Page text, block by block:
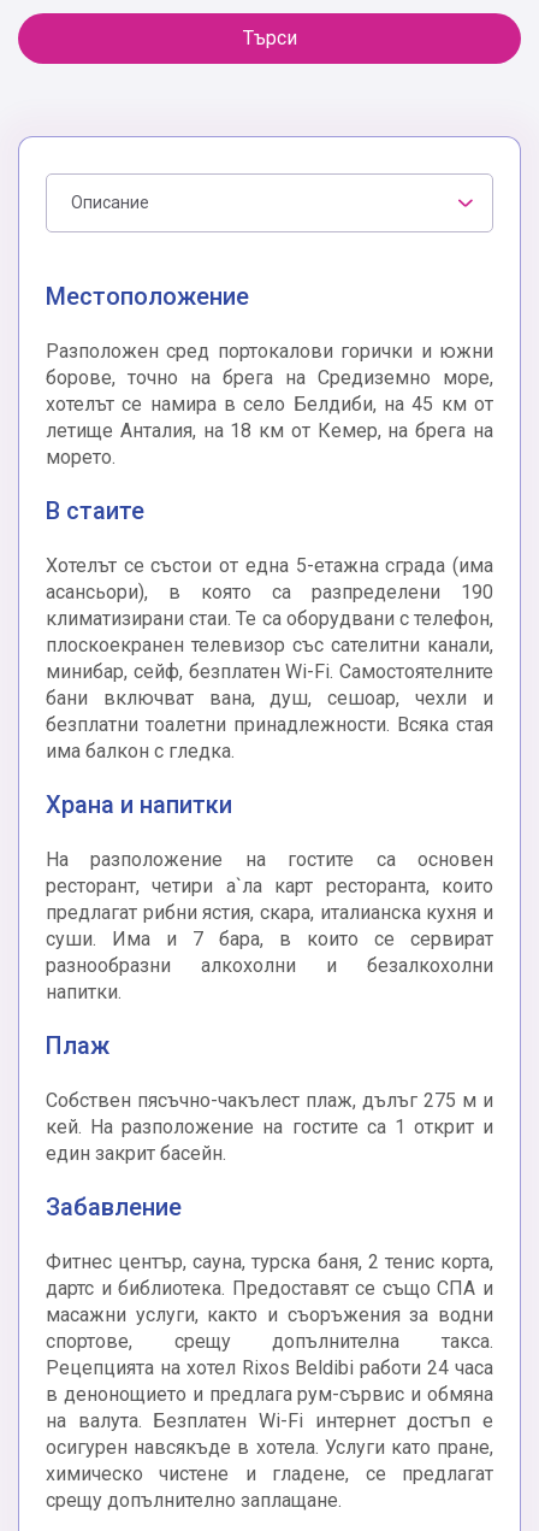
Търси
Описание
Местоположение
Разположен сред портокалови горички и южни
борове, точно на брега на Средиземно море,
хотелът се намира в село Белдиби, на 45 км от
летище Анталия, на 18 км от Кемер, на брега на
морето.
В стаите
Хотелът се състои от една 5-етажна сграда (има
асансьори), в която са разпределени 190
климатизирани стаи. Те са оборудвани с телефон,
плоскоекранен телевизор със сателитни канали,
минибар, сейф, безплатен Wi-Fi. Самостоятелните
бани включват вана, душ, сешоар, чехли и
безплатни тоалетни принадлежности. Всяка стая
има балкон с гледка.
Храна и напитки
На разположение на гостите са основен
ресторант, четири а`ла карт ресторанта, които
предлагат рибни ястия, скара, италианска кухня и
суши. Има и 7 бара, в които се сервират
разнообразни алкохолни и безалкохолни
напитки.
Плаж
Собствен пясъчно-чакълест плаж, дълъг 275 м и
кей. На разположение на гостите са 1 открит и
един закрит басейн.
Забавление
Фитнес център, сауна, турска баня, 2 тенис корта,
дартс и библиотека. Предоставят се също СПА и
масажни услуги, както и съоръжения за водни
спортове, срещу допълнителна такса.
Рецепцията на хотел Rixos Beldibi работи 24 часа
в денонощието и предлага рум-сървис и обмяна
на валута. Безплатен Wi-Fi интернет достъп е
осигурен навсякъде в хотела. Услуги като пране,
химическо чистене и гладене, се предлагат
срещу допълнително заплащане.